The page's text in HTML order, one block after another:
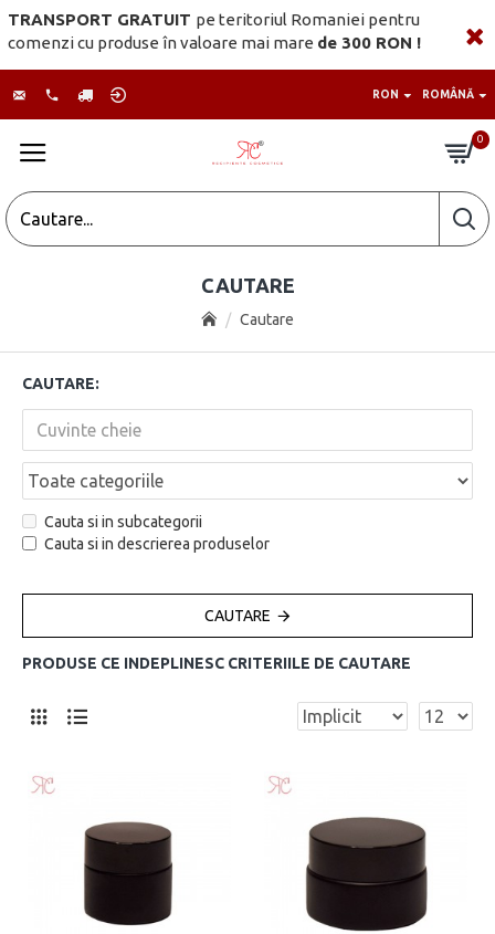
TRANSPORT GRATUIT pe teritoriul Romaniei pentru
comenzi cu produse în valoare mai mare de 300 RON !
RON ROMÂNĂ
0
Cautare
CAUTARE
CAUTARE:
Cauta si in subcategorii
Cauta si in descrierea produselor
CAUTARE
PRODUSE CE INDEPLINESC CRITERIILE DE CAUTARE